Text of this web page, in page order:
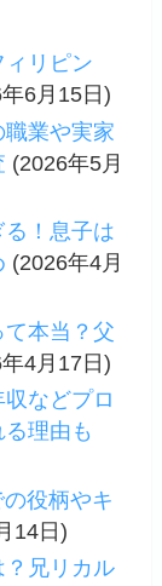
リピン
6月15日)
業や実家
(2026年5月
！息子は
(2026年4月
本当？父
4月17日)
などプロ
理由も
役柄やキ
14日)
？兄リカル